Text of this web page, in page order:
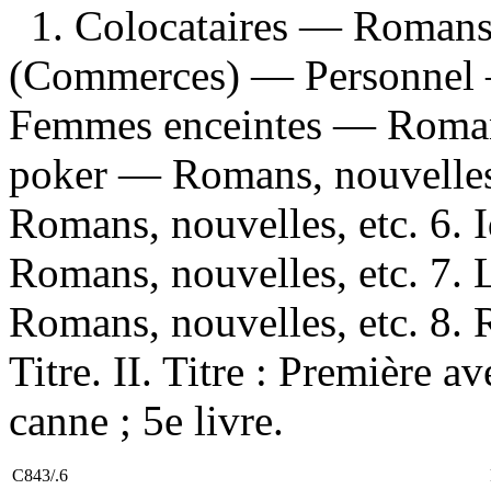
1. Colocataires —
(Commerces) —
Femmes enceintes —
poker — Romans,
Romans, nouvelles, etc.
Romans, nouvelles, etc.
Romans, nouvelles, etc. 8.
Titre. II. Titre : Première
canne ; 5e livre.
C843/.6